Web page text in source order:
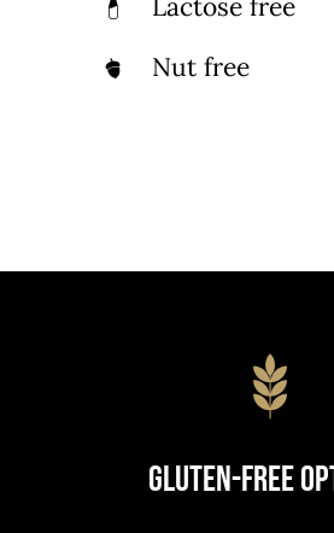
Lactose free
Nut free
Gluten-Free